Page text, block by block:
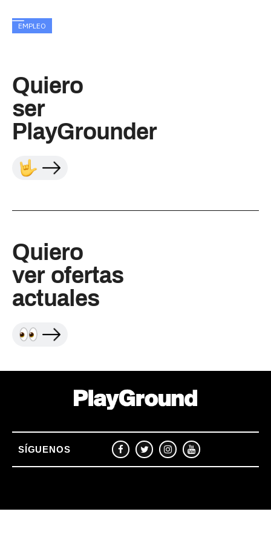
EMPLEO
Quiero
ser
PlayGrounder
Quiero
ver ofertas
actuales
SÍGUENOS